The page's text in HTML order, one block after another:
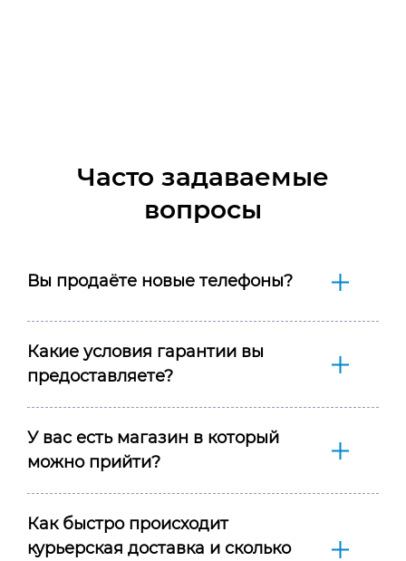
Часто задаваемые
вопросы
Вы продаёте новые телефоны?
Какие условия гарантии вы
предоставляете?
У вас есть магазин в который
можно прийти?
Как быстро происходит
курьерская доставка и сколько